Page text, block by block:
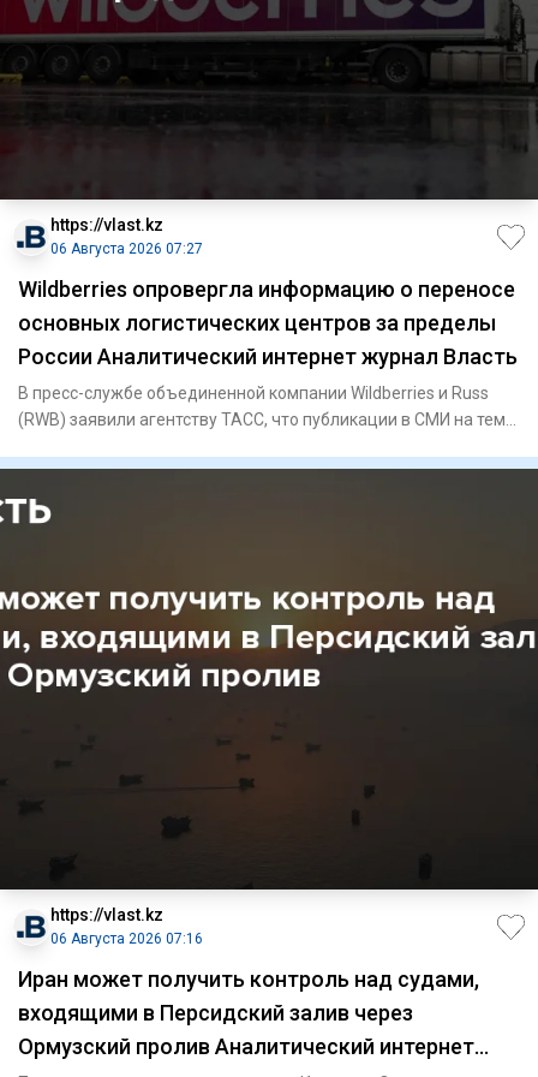
https://vlast.kz
06 Августа 2026 07:27
Wildberries опровергла информацию о переносе
основных логистических центров за пределы
России Аналитический интернет журнал Власть
В пресс-службе объединенной компании Wildberries и Russ
(RWB) заявили агентству ТАСС, что публикации в СМИ на тему
https://vlast.kz
06 Августа 2026 07:16
Иран может получить контроль над судами,
входящими в Персидский залив через
Ормузский пролив Аналитический интернет